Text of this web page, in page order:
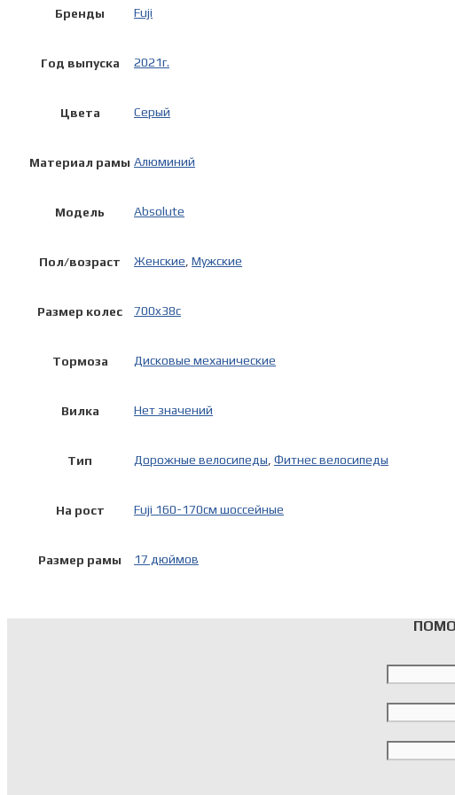
Бренды Fuji
Год выпуска 2021г.
Цвета Серый
Материал рамы Алюминий
Модель Absolute
Пол/возраст Женские Мужские
Размер колес 700x38c
Тормоза Дисковые механические
Вилка Нет значений
Тип Дорожные велосипеды Фитнес велосипеды
На рост Fuji 160-170см шоссейные
Размер рамы 17 дюймов